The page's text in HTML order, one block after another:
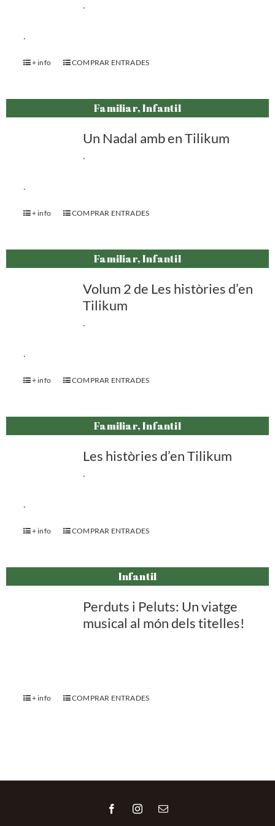
.
.
+ info COMPRAR ENTRADES
Familiar, Infantil
Un Nadal amb en Tilikum
.
.
+ info COMPRAR ENTRADES
Familiar, Infantil
Volum 2 de Les històries d’en
Tilikum
.
.
+ info COMPRAR ENTRADES
Familiar, Infantil
Les històries d’en Tilikum
.
.
+ info COMPRAR ENTRADES
Infantil
Perduts i Peluts: Un viatge
musical al món dels titelles!
+ info COMPRAR ENTRADES